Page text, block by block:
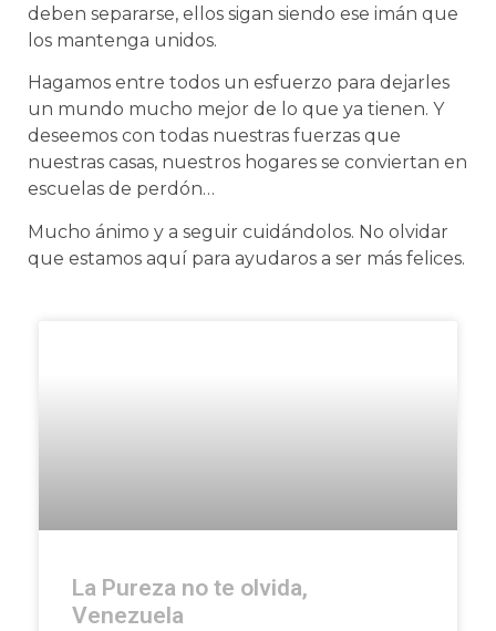
deben separarse, ellos sigan siendo ese imán que
los mantenga unidos.
Hagamos entre todos un esfuerzo para dejarles
un mundo mucho mejor de lo que ya tienen. Y
deseemos con todas nuestras fuerzas que
nuestras casas, nuestros hogares se conviertan en
escuelas de perdón…
Mucho ánimo y a seguir cuidándolos. No olvidar
que estamos aquí para ayudaros a ser más felices.
La Pureza no te olvida,
Venezuela